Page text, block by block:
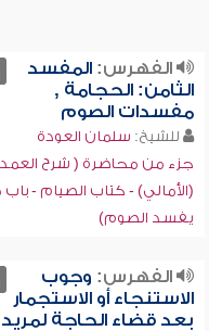
الفهرس:المفسد
الثامن: الحجامة ,
مفسدات الصوم
للشيخ: سلمان العودة
جزء من محاضرة ( شرح
(الأمالي) - كتاب الصيام - باب
يفسد الصوم)
الفهرس: وجوب
الاستنجاء أو الاستجمار
بعد قضاء الحاجة لمريد